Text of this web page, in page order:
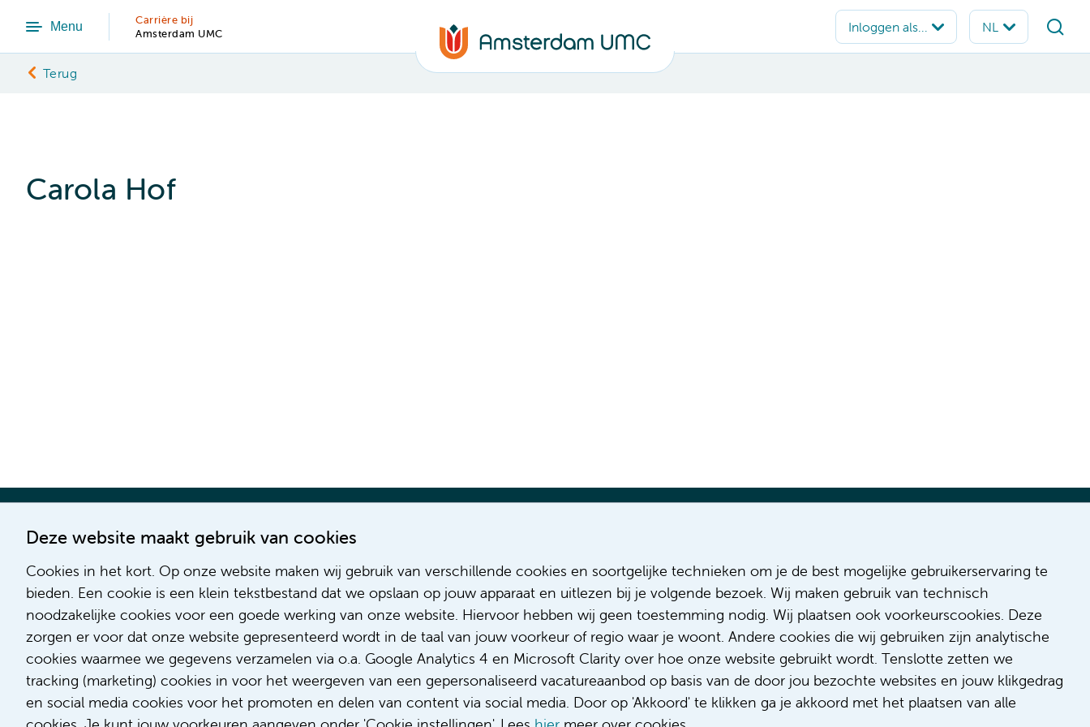
Deze website maakt gebruik van cookies
Cookies in het kort. Op onze website maken wij gebruik van verschillende cookies en soortgelijke technieken om je de best mogelijke gebruikerservaring te
bieden. Een cookie is een klein tekstbestand dat we opslaan op jouw apparaat en uitlezen bij je volgende bezoek. Wij maken gebruik van technisch
noodzakelijke cookies voor een goede werking van onze website. Hiervoor hebben wij geen toestemming nodig. Wij plaatsen ook voorkeurscookies. Deze
zorgen er voor dat onze website gepresenteerd wordt in de taal van jouw voorkeur of regio waar je woont. Andere cookies die wij gebruiken zijn analytische
cookies waarmee we gegevens verzamelen via o.a. Google Analytics 4 en Microsoft Clarity over hoe onze website gebruikt wordt. Tenslotte zetten we
tracking (marketing) cookies in voor het weergeven van een gepersonaliseerd vacatureaanbod op basis van de door jou bezochte websites en jouw klikgedrag
en social media cookies voor het promoten en delen van content via social media. Door op 'Akkoord' te klikken ga je akkoord met het plaatsen van alle
Menu
Carrière bij
Amsterdam UMC
Terug
Carola Hof
Adviseur (patiënten)voeding met een
focus op duurzame voeding
Fellow abdominale radiologie
Afstudeerstage businesscase
verpleegkundige flexpool Interne
geneeskunde
Medisch student polikliniek Urologie
Solliciteren
Over ons
Diversiteit & inclusie
Gedragscode
Klacht/feedback
Compliment/suggestie